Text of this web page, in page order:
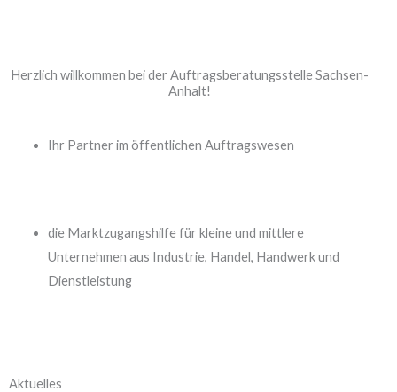
Herzlich willkommen bei der Auftragsberatungsstelle Sachsen-
Anhalt!
Ihr Partner im öffentlichen Auftragswesen
die Marktzugangshilfe für kleine und mittlere
Unternehmen aus Industrie, Handel, Handwerk und
Dienstleistung
Aktuelles